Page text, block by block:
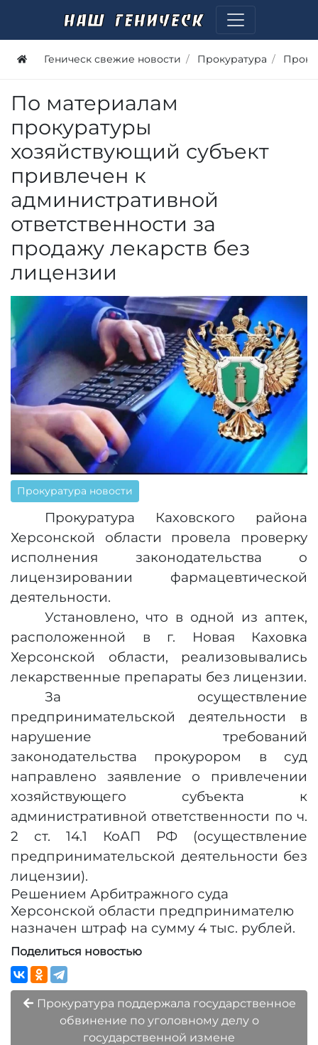
Геническ свежие новости Прокуратура
По материалам
прокуратуры
хозяйствующий субъект
привлечен к
административной
ответственности за
продажу лекарств без
лицензии
Прокуратура новости
Прокуратура Каховского района
Херсонской области провела проверку
исполнения законодательства о
лицензировании фармацевтической
деятельности.
Установлено, что в одной из аптек,
расположенной в г. Новая Каховка
Херсонской области, реализовывались
лекарственные препараты без лицензии.
За осуществление
предпринимательской деятельности в
нарушение требований
законодательства прокурором в суд
направлено заявление о привлечении
хозяйствующего субъекта к
административной ответственности по ч.
2 ст. 14.1 КоАП РФ (осуществление
предпринимательской деятельности без
лицензии).
Решением Арбитражного суда
Херсонской области предпринимателю
назначен штраф на сумму 4 тыс. рублей.
Поделиться новостью
Прокуратура поддержала государственное
обвинение по уголовному делу о
государственной измене